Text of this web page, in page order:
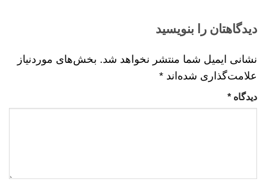
دیدگاهتان را بنویسید
نشانی ایمیل شما منتشر نخواهد شد. بخش‌های موردنیاز
علامت‌گذاری شده‌اند *
دیدگاه *